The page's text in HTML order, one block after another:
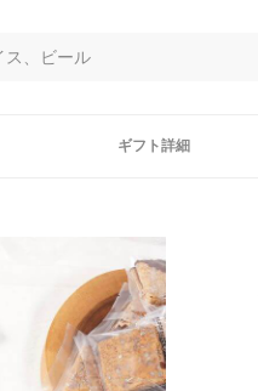
ギフト詳細